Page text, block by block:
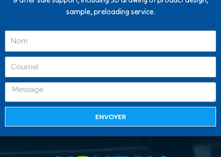
sample, preloading service.
ENVOYER